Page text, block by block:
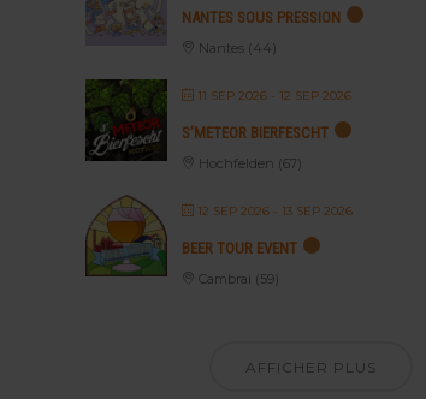
NANTES SOUS PRESSION
Nantes (44)
11 SEP 2026 - 12 SEP 2026
S’METEOR BIERFESCHT
Hochfelden (67)
12 SEP 2026 - 13 SEP 2026
BEER TOUR EVENT
Cambrai (59)
AFFICHER PLUS